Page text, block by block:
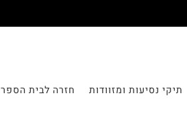
תיקי נסיעות ומזוודות חזרה לבית הספר